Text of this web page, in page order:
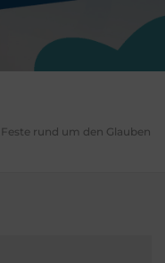
rund um den Glauben